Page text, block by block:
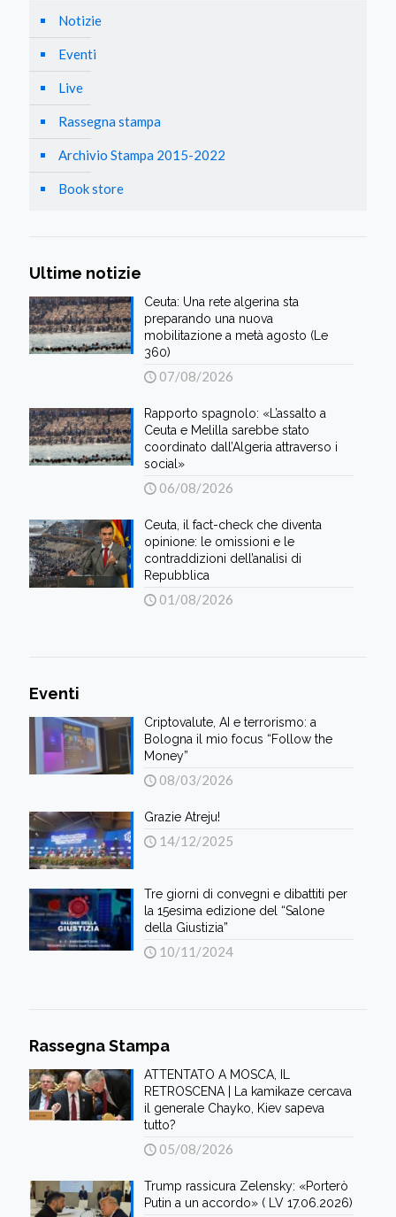
Notizie
Eventi
Live
Rassegna stampa
Archivio Stampa 2015-2022
Book store
Ultime notizie
Ceuta: Una rete algerina sta
preparando una nuova
mobilitazione a metà agosto (Le
360)
07/08/2026
Rapporto spagnolo: «L’assalto a
Ceuta e Melilla sarebbe stato
coordinato dall’Algeria attraverso i
social»
06/08/2026
Ceuta, il fact-check che diventa
opinione: le omissioni e le
contraddizioni dell’analisi di
Repubblica
01/08/2026
Eventi
Criptovalute, AI e terrorismo: a
Bologna il mio focus “Follow the
Money”
08/03/2026
Grazie Atreju!
14/12/2025
Tre giorni di convegni e dibattiti per
la 15esima edizione del “Salone
della Giustizia”
10/11/2024
Rassegna Stampa
ATTENTATO A MOSCA, IL
RETROSCENA | La kamikaze cercava
il generale Chayko, Kiev sapeva
tutto?
05/08/2026
Trump rassicura Zelensky: «Porterò
Putin a un accordo» ( LV 17.06.2026)